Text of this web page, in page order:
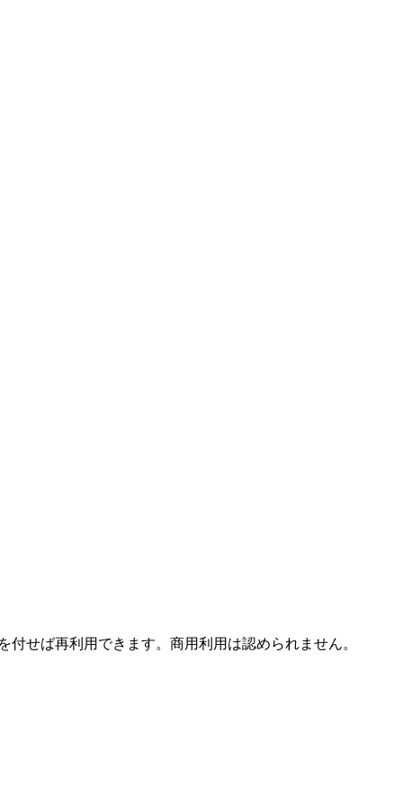
付せば再利用できます。商用利用は認められません。